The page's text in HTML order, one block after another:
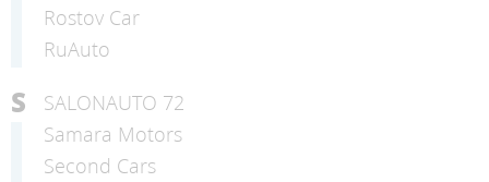
Rostov Car
RuAuto
S
SALONAUTO 72
Samara Motors
Second Cars